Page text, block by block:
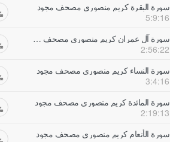
سورة البقرة كريم منصوري مصحف مجود
5:9:16
سورة آل عمران كريم منصوري مصحف مجود
2:56:22
سورة النساء كريم منصوري مصحف مجود
3:4:16
سورة المائدة كريم منصوري مصحف مجود
2:19:13
سورة الأنعام كريم منصوري مصحف مجود